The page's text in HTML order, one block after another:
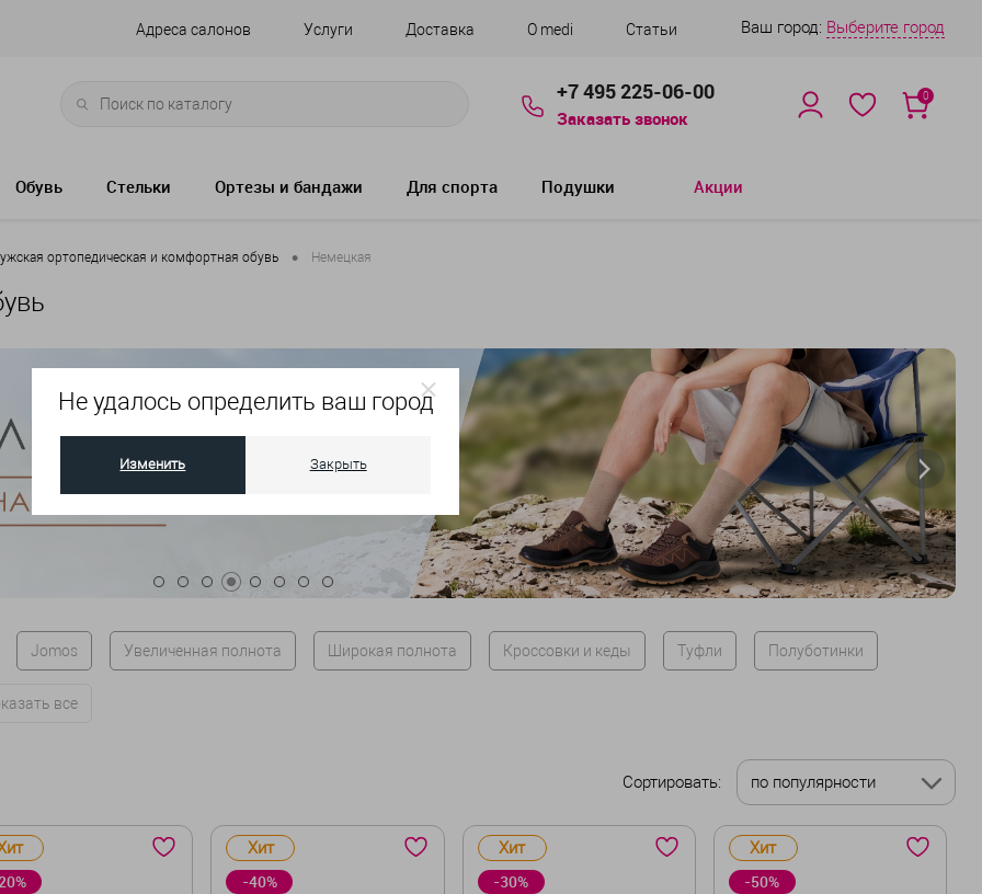
Не удалось определить ваш город
Изменить Закрыть
Адреса салонов Услуги Доставка О medi Статьи Ваш город: Выберите город
+7 495 225-06-00
Заказать звонок
0
Обувь Стельки Ортезы и бандажи Для спорта Подушки Акции
ортопедическая и комфортная обувь • Немецкая
Jomos Увеличенная полнота Широкая полнота Кроссовки и кеды Туфли Полуботинки
все
Сортировать: по популярности
Хит
-40%
Хит
-30%
Хит
-50%